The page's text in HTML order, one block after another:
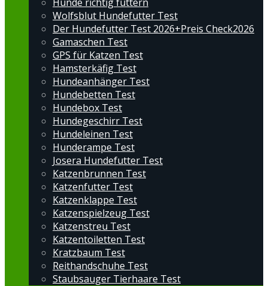
Wolfsblut Hundefutter Test
Der Hundefutter Test 2026+Preis Check2026
Gamaschen Test
GPS für Katzen Test
Hamsterkäfig Test
Hundeanhänger Test
Hundebetten Test
Hundebox Test
Hundegeschirr Test
Hundeleinen Test
Hunderampe Test
Josera Hundefutter Test
Katzenbrunnen Test
Katzenfutter Test
Katzenklappe Test
Katzenspielzeug Test
Katzenstreu Test
Katzentoiletten Test
Kratzbaum Test
Reithandschuhe Test
Staubsauger Tierhaare Test